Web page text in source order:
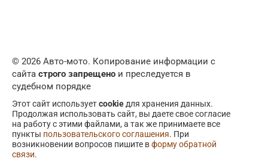
© 2026 Авто-мото. Копирование информации с
сайта строго запрещено и преследуется в
судебном порядке
Этот сайт используетcookieдля хранения данных.
Продолжая использовать сайт, вы даете свое согласие
на работу с этими файлами, а так же принимаете все
пункты пользовательского соглашения. При
возникновении вопросов пишите вформу обратной
связи.